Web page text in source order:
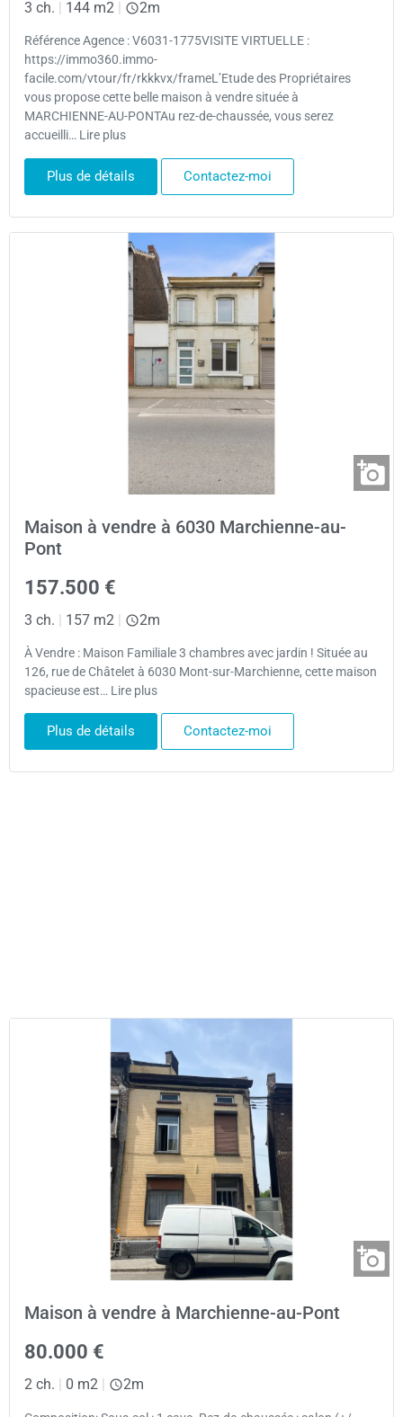
3 ch. | 144 m2 | 2m
Référence Agence : V6031-1775VISITE VIRTUELLE :
https://immo360.immo-
facile.com/vtour/fr/rkkkvx/frameL’Etude des Propriétaires
vous propose cette belle maison à vendre située à
MARCHIENNE-AU-PONTAu rez-de-chaussée, vous serez
accueilli… Lire plus
Plus de détails Contactez-moi
Maison à vendre à 6030 Marchienne-au-
Pont
157.500 €
3 ch. | 157 m2 | 2m
À Vendre : Maison Familiale 3 chambres avec jardin ! Située au
126, rue de Châtelet à 6030 Mont-sur-Marchienne, cette maison
spacieuse est… Lire plus
Plus de détails Contactez-moi
Maison à vendre à Marchienne-au-Pont
80.000 €
2 ch. 0 m2 2m